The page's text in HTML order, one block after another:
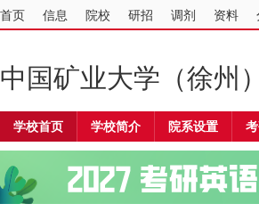
首页 信息 院校 研招 调剂 资料
中国矿业大学（徐州）
学校首页 学校简介 院系设置